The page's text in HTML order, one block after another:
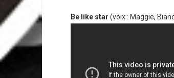
Be like star (voix : Maggie,